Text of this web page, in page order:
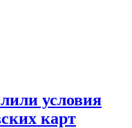
условия
карт